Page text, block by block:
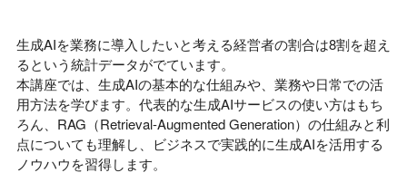
生成AIを業務に導入したいと考える経営者の割合は8割を超え
るという統計データがでています。
本講座では、生成AIの基本的な仕組みや、業務や日常での活
用方法を学びます。代表的な生成AIサービスの使い方はもち
ろん、RAG（Retrieval-Augmented Generation）の仕組みと利
点についても理解し、ビジネスで実践的に生成AIを活用する
ノウハウを習得します。